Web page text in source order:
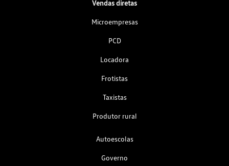
Vendas diretas
Microempresas
PCD
Locadora
Frotistas
Taxistas
Produtor rural
Autoescolas
Governo